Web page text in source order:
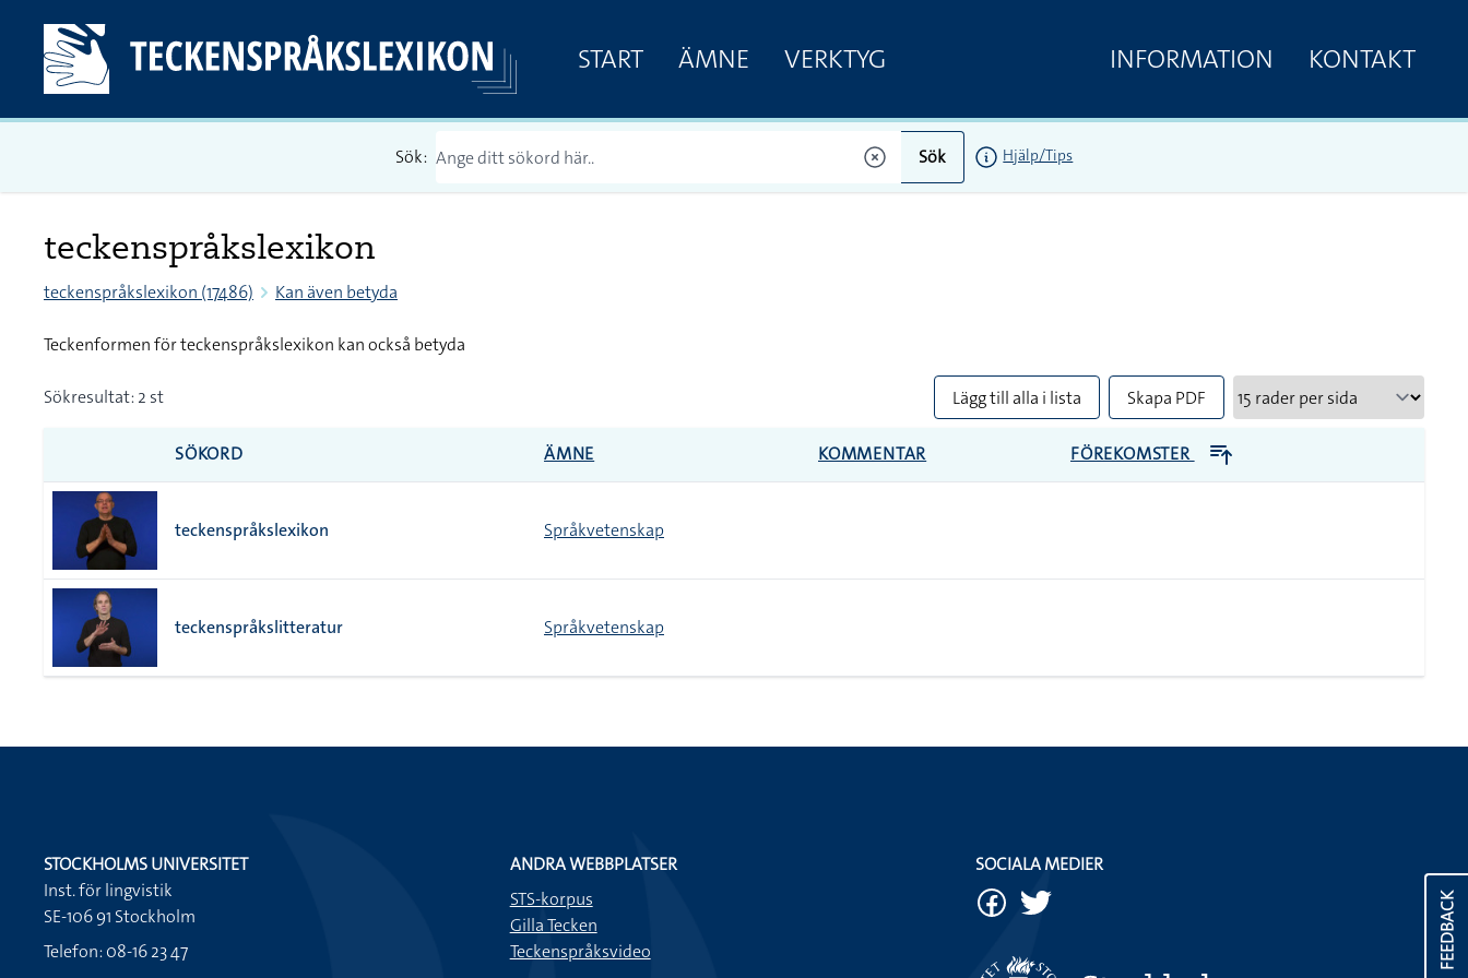
START ÄMNE VERKTYG INFORMATION KONTAKT
Sök: Sök Hjälp/Tips
teckenspråkslexikon
teckenspråkslexikon (17486) Kan även betyda
Teckenformen för teckenspråkslexikon kan också betyda
Sökresultat: 2 st Lägg till alla i lista Skapa PDF
SÖKORD ÄMNE KOMMENTAR FÖREKOMSTER
teckenspråkslexikon Språkvetenskap
teckenspråkslitteratur Språkvetenskap
FEEDBACK
STOCKHOLMS UNIVERSITET
Inst. för lingvistik
SE-106 91 Stockholm
Telefon: 08-16 23 47
ANDRA WEBBPLATSER
STS-korpus
Gilla Tecken
Teckenspråksvideo
SOCIALA MEDIER